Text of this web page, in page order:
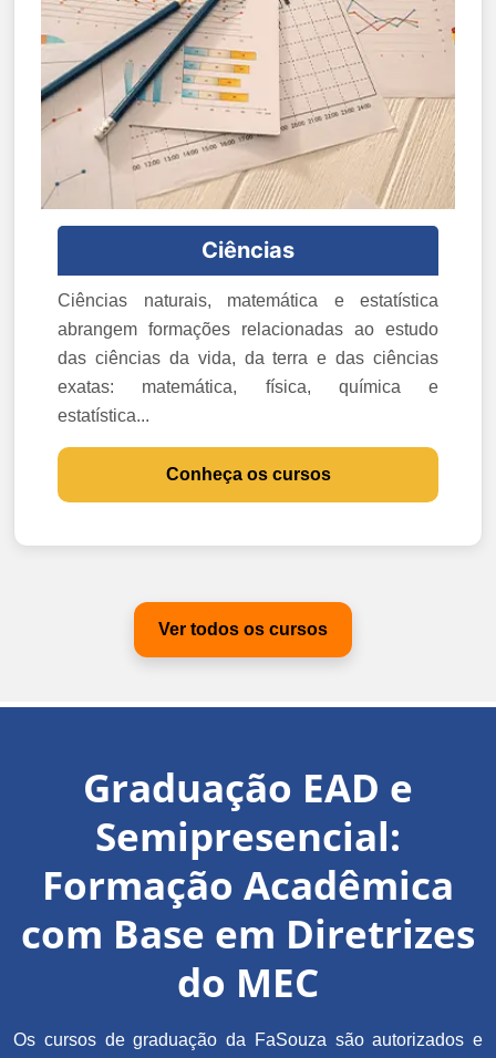
Ciências
Ciências naturais, matemática e estatística
abrangem formações relacionadas ao estudo
das ciências da vida, da terra e das ciências
exatas: matemática, física, química e
estatística...
Conheça os cursos
Ver todos os cursos
Graduação EAD e
Semipresencial:
Formação Acadêmica
com Base em Diretrizes
do MEC
Os cursos de graduação da FaSouza são autorizados e